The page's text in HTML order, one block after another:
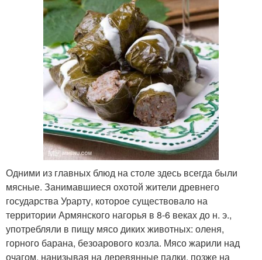
Одними из главных блюд на столе здесь всегда были
мясные. Занимавшиеся охотой жители древнего
государства Урарту, которое существовало на
территории Армянского нагорья в 8-6 веках до н. э.,
употребляли в пищу мясо диких животных: оленя,
горного барана, безоарового козла. Мясо жарили над
очагом, нанизывая на деревянные палки, позже на